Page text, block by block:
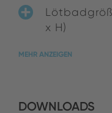
x H)
MEHR ANZEIGEN
DOWNLOADS